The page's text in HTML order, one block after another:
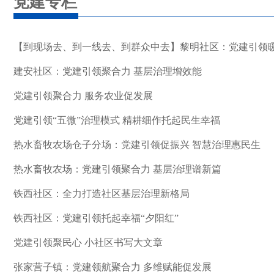
【到现场去、到一线去、到群众中去】黎明社区：党建引领
建安社区：党建引领聚合力 基层治理增效能
党建引领聚合力 服务农业促发展
党建引领“五微”治理模式 精耕细作托起民生幸福
热水畜牧农场仓子分场：党建引领促振兴 智慧治理惠民生
热水畜牧农场：党建引领聚合力 基层治理谱新篇
铁西社区：全力打造社区基层治理新格局
铁西社区：党建引领托起幸福“夕阳红”
党建引领聚民心 小社区书写大文章
张家营子镇：党建领航聚合力 多维赋能促发展